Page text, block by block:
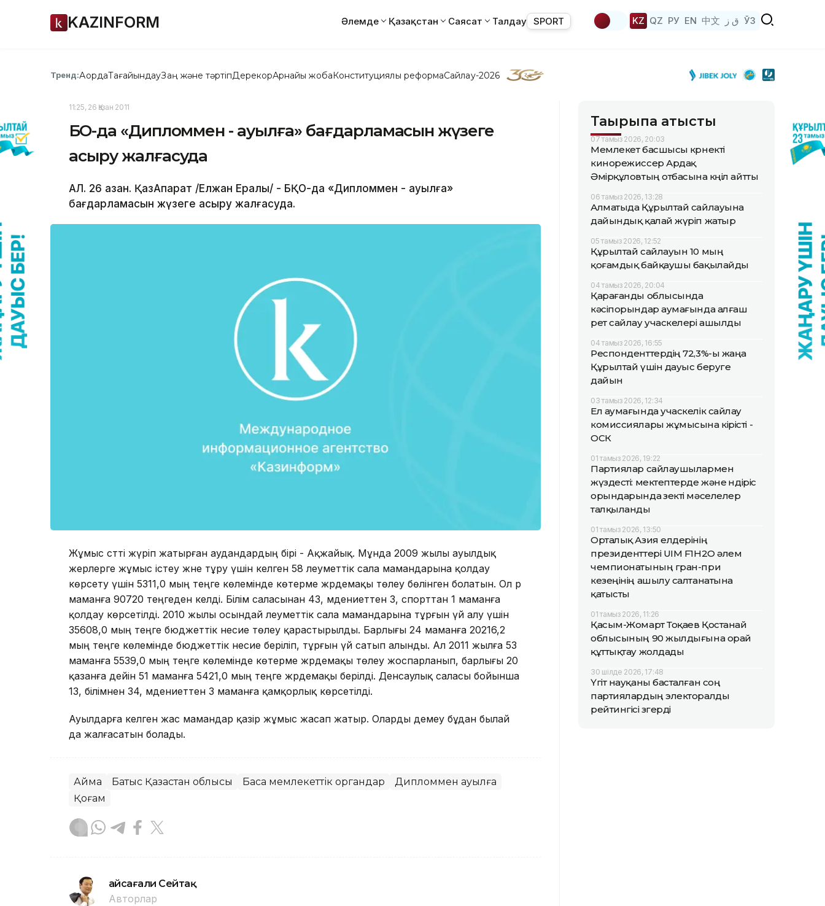
KAZINFORM Әлемде Қазақстан Саясат Талдау SPORT KZ QZ РУ EN 中文 ق ز ЎЗ
Тренд:АқордаТағайындауЗаң және тәртіпДерекқорАрнайы жобаКонституциялық реформаСайлау-2026
11:25, 26 Қазан 2011
БҚО-да «Дипломмен - ауылға» бағдарламасын жүзеге
асыру жалғасуда
АЛ. 26 қазан. ҚазАқпарат /Елжан Ералы/ - БҚО-да «Дипломмен - ауылға»
бағдарламасын жүзеге асыру жалғасуда.
Жұмыс сәтті жүріп жатырған аудандардың бірі - Ақжайық. Мұнда 2009 жылы ауылдық
жерлерге жұмыс істеу және тұру үшін келген 58 әлеуметтік сала мамандарына қолдау
көрсету үшін 5311,0 мың теңге көлемінде көтерме жәрдемақы төлеу бөлінген болатын. Ол әр
маманға 90720 теңгеден келді. Білім саласынан 43, мәдениеттен 3, спорттан 1 маманға
қолдау көрсетілді. 2010 жылы осындай әлеуметтік сала мамандарына тұрғын үй алу үшін
35608,0 мың теңге бюджеттік несие төлеу қарастырылды. Барлығы 24 маманға 20216,2
мың теңге көлемінде бюджеттік несие беріліп, тұрғын үй сатып алынды. Ал 2011 жылға 53
маманға 5539,0 мың теңге көлемінде көтерме жәрдемақы төлеу жоспарланып, барлығы 20
қазанға дейін 51 маманға 5421,0 мың теңге жәрдемақы берілді. Денсаулық саласы бойынша
13, білімнен 34, мәдениеттен 3 маманға қамқорлық көрсетілді.
Ауылдарға келген жас мамандар қазір жұмыс жасап жатыр. Оларды демеу бұдан былай
да жалғасатын болады.
Аймақ Батыс Қазақстан облысы Басқа мемлекеттік органдар
Дипломмен ауылға
Қоғам
Ғайсағали Сейтақ
Авторлар
Тақырыпқа қатысты
07 тамыз 2026, 20:03
Мемлекет басшысы көрнекті
кинорежиссер Ардақ
Әмірқұловтың отбасына көңіл айтты
06 тамыз 2026, 13:28
Алматыда Құрылтай сайлауына
дайындық қалай жүріп жатыр
05 тамыз 2026, 12:52
Құрылтай сайлауын 10 мың
қоғамдық байқаушы бақылайды
04 тамыз 2026, 20:04
Қарағанды облысында
кәсіпорындар аумағында алғаш
рет сайлау учаскелері ашылды
04 тамыз 2026, 16:55
Респонденттердің 72,3%-ы жаңа
Құрылтай үшін дауыс беруге
дайын
03 тамыз 2026, 12:34
Ел аумағында учаскелік сайлау
комиссиялары жұмысына кірісті -
ОСК
01 тамыз 2026, 19:22
Партиялар сайлаушылармен
жүздесті: мектептерде және өндіріс
орындарында өзекті мәселелер
талқыланды
01 тамыз 2026, 13:50
Орталық Азия елдерінің
президенттері UIM F1H2O әлем
чемпионатының гран-при
кезеңінің ашылу салтанатына
қатысты
01 тамыз 2026, 11:26
Қасым-Жомарт Тоқаев Қостанай
облысының 90 жылдығына орай
құттықтау жолдады
30 шілде 2026, 17:48
Үгіт науқаны басталған соң
партиялардың электоралды
рейтингісі өзгерді